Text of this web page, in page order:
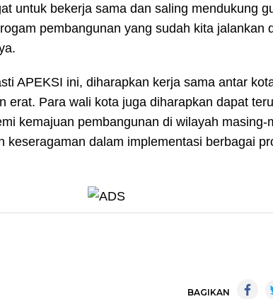
untuk bekerja sama dan saling mendukung
pembangunan yang sudah kita jalankan
APEKSI ini, diharapkan kerja sama antar
erat. Para wali kota juga diharapkan dapat
kemajuan pembangunan di wilayah masing-
keseragaman dalam implementasi berbagai
BAGIKAN